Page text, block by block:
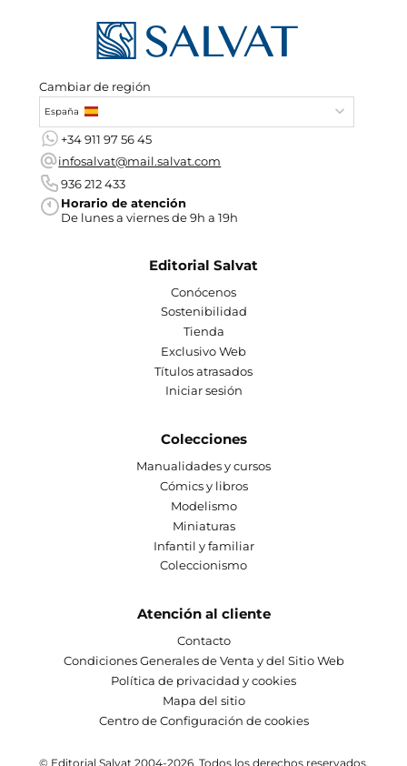
Cambiar de región
España
+34 911 97 56 45
infosalvat@mail.salvat.com
936 212 433
Horario de atención
De lunes a viernes de 9h a 19h
Editorial Salvat
Conócenos
Sostenibilidad
Tienda
Exclusivo Web
Títulos atrasados
Iniciar sesión
Colecciones
Manualidades y cursos
Cómics y libros
Modelismo
Miniaturas
Infantil y familiar
Coleccionismo
Atención al cliente
Contacto
Condiciones Generales de Venta y del Sitio Web
Política de privacidad y cookies
Mapa del sitio
Centro de Configuración de cookies
© Editorial Salvat 2004-2026. Todos los derechos reservados.